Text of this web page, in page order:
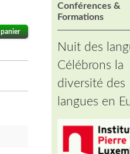
Conférences &
Formations
Nuit des
Célébrons la
diversité des
langues en